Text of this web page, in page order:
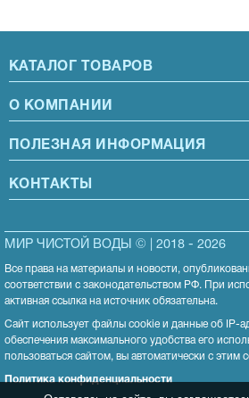
КАТАЛОГ ТОВАРОВ
О КОМПАНИИ
ПОЛЕЗНАЯ ИНФОРМАЦИЯ
КОНТАКТЫ
МИР ЧИСТОЙ ВОДЫ © | 2018 - 2026
Все права на материалы и новости,
соответствии с законодательством РФ. При
активная ссылка на источник обязательна.
Сайт использует файлы cookie и данные об IP-
обеспечения максимального удобства его
пользоваться сайтом, вы автоматически с этим
Политика конфиденциальности